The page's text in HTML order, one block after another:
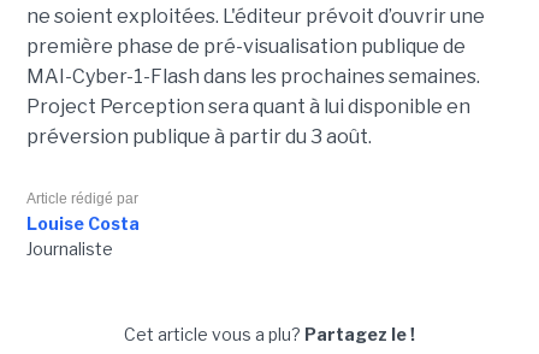
ne soient exploitées. L'éditeur prévoit d’ouvrir une
première phase de pré-visualisation publique de
MAI-Cyber-1-Flash dans les prochaines semaines.
Project Perception sera quant à lui disponible en
préversion publique à partir du 3 août.
Article rédigé par
Louise Costa
Journaliste
Cet article vous a plu? Partagez le !